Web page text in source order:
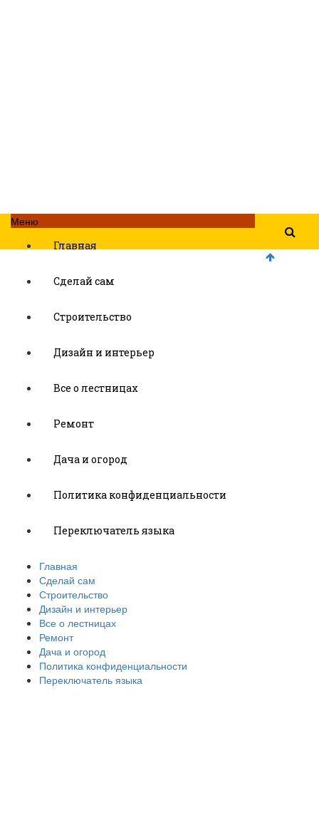
Меню
Главная
Сделай сам
Строительство
Дизайн и интерьер
Все о лестницах
Ремонт
Дача и огород
Политика конфиденциальности
Переключатель языка
Главная
Сделай сам
Строительство
Дизайн и интерьер
Все о лестницах
Ремонт
Дача и огород
Политика конфиденциальности
Переключатель языка